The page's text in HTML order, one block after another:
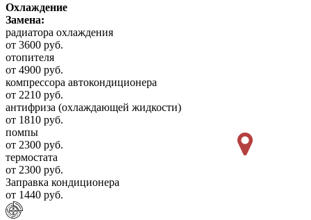
Охлаждение
Замена:
радиатора охлаждения
от 3600 руб.
отопителя
от 4900 руб.
компрессора автокондиционера
от 2210 руб.
антифриза (охлаждающей жидкости)
от 1810 руб.
помпы
от 2300 руб.
термостата
от 2300 руб.
Заправка кондиционера
от 1440 руб.